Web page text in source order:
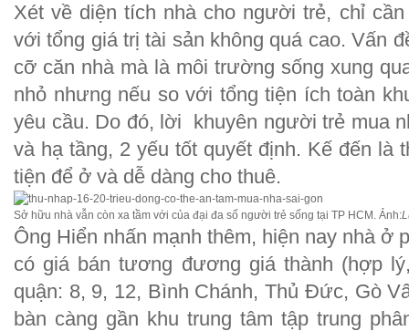
Xét về diện tích nhà cho người trẻ, chỉ
với tổng giá trị tài sản không quá cao. Vấn
cỡ căn nhà mà là môi trường sống xung
nhỏ nhưng nếu so với tổng tiện ích toàn
yêu cầu. Do đó, lời khuyên người trẻ mua
và hạ tầng, 2 yếu tốt quyết định. Kế đến là
tiện để ở và dễ dàng cho thuê.
Sở hữu nhà vẫn còn xa tầm với của đại đa số người trẻ sống tại TP HCM. Ảnh:
Ông Hiển nhấn mạnh thêm, hiện nay nhà ở
có giá bán tương đương giá thành (hợp
quận: 8, 9, 12, Bình Chánh, Thủ Đức, Gò
bàn càng gần khu trung tâm tập trung